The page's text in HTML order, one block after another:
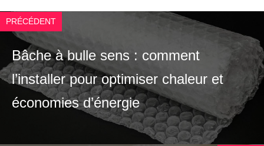
PRÉCÉDENT
Bâche à bulle sens : comment
l’installer pour optimiser chaleur et
économies d’énergie